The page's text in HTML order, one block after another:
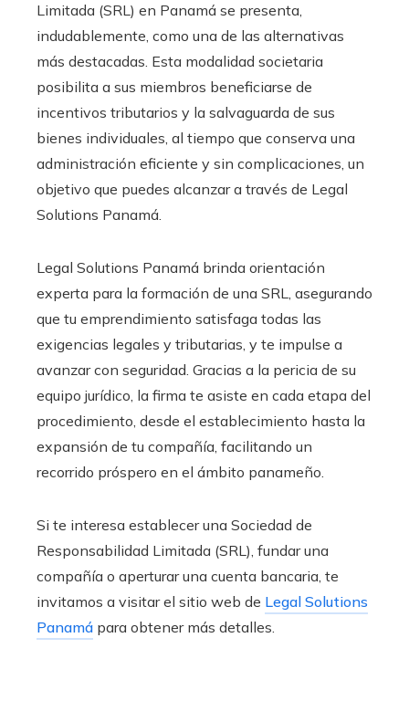
Limitada (SRL) en Panamá se presenta,
indudablemente, como una de las alternativas
más destacadas. Esta modalidad societaria
posibilita a sus miembros beneficiarse de
incentivos tributarios y la salvaguarda de sus
bienes individuales, al tiempo que conserva una
administración eficiente y sin complicaciones, un
objetivo que puedes alcanzar a través de Legal
Solutions Panamá.
Legal Solutions Panamá brinda orientación
experta para la formación de una SRL, asegurando
que tu emprendimiento satisfaga todas las
exigencias legales y tributarias, y te impulse a
avanzar con seguridad. Gracias a la pericia de su
equipo jurídico, la firma te asiste en cada etapa del
procedimiento, desde el establecimiento hasta la
expansión de tu compañía, facilitando un
recorrido próspero en el ámbito panameño.
Si te interesa establecer una Sociedad de
Responsabilidad Limitada (SRL), fundar una
compañía o aperturar una cuenta bancaria, te
invitamos a visitar el sitio web de Legal Solutions
Panamá para obtener más detalles.